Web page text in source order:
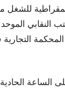
للشغل
النقابي
أمام المحكمة
الساعة